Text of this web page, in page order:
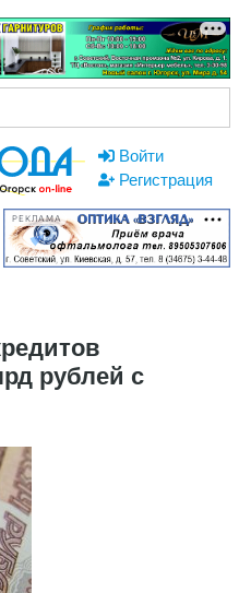
Войти
Регистрация
РЕКЛАМА
рублей с